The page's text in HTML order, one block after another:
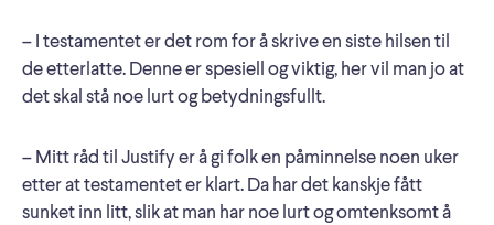
– I testamentet er det rom for å skrive en siste hilsen til
de etterlatte. Denne er spesiell og viktig, her vil man jo at
det skal stå noe lurt og betydningsfullt.
– Mitt råd til Justify er å gi folk en påminnelse noen uker
etter at testamentet er klart. Da har det kanskje fått
sunket inn litt, slik at man har noe lurt og omtenksomt å